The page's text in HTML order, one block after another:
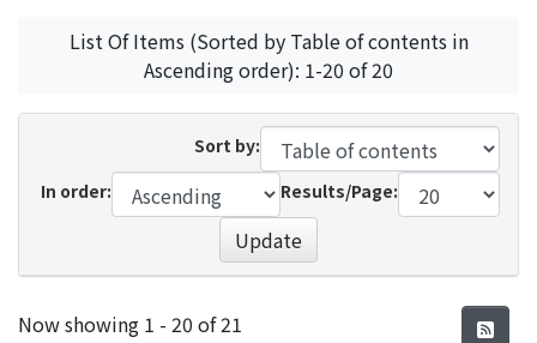
List Of Items (Sorted by Table of contents in
Ascending order): 1-20 of 20
Sort by:
In order:
Results/Page:
Update
Recent Submissions
Now showing 1 - 20 of 21